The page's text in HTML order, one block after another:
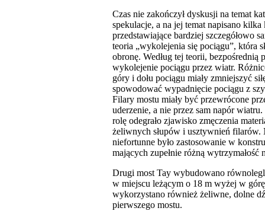
Czas nie zakończył dyskusji na temat
spekulacje, a na jej temat napisano
przedstawiające bardziej szczegółowo
teoria „wykolejenia się pociągu”, która
obronę. Według tej teorii, bezpośrednią
wykolejenie pociągu przez wiatr.
góry i dołu pociągu miały zmniejszyć
spowodować wypadnięcie pociągu z
Filary mostu miały być przewrócone
uderzenie, a nie przez sam napór
rolę odegrało zjawisko zmęczenia
żeliwnych słupów i usztywnień
niefortunne było zastosowanie w
mających zupełnie różną wytrzymałość
Drugi most Tay wybudowano
w miejscu leżącym o 18 m wyżej w
wykorzystano również żeliwne, dolne
pierwszego mostu.